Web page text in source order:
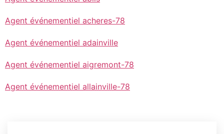
Agent événementiel acheres-78
Agent événementiel adainville
Agent événementiel aigremont-78
Agent événementiel allainville-78